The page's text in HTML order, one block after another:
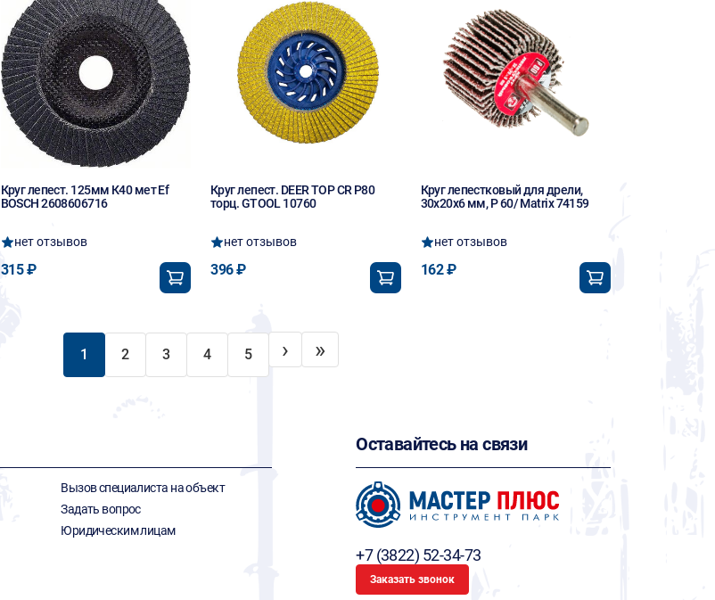
Круг лепест. 125мм К40 мет Ef
BOSCH 2608606716
нет отзывов
315 ₽
Круг лепест. DEER TOP CR P80
торц. GTOOL 10760
нет отзывов
396 ₽
Круг лепестковый для дрели,
30х20х6 мм, P 60/ Matrix 74159
нет отзывов
162 ₽
1 2 3 4 5 › »
Вызов специалиста на объект
Задать вопрос
Юридическим лицам
Оставайтесь на связи
+7 (3822) 52-34-73
Заказать звонок